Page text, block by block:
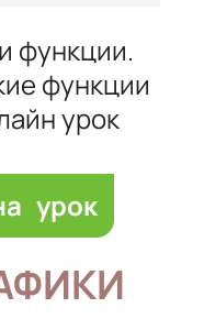
функции.
функции
урок
урок